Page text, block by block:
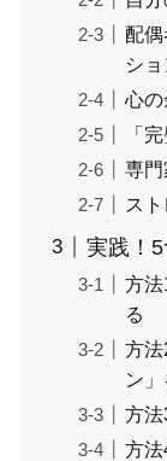
配
シ
心
「
専
ス
実践！
方
る
方
ン」
方
方